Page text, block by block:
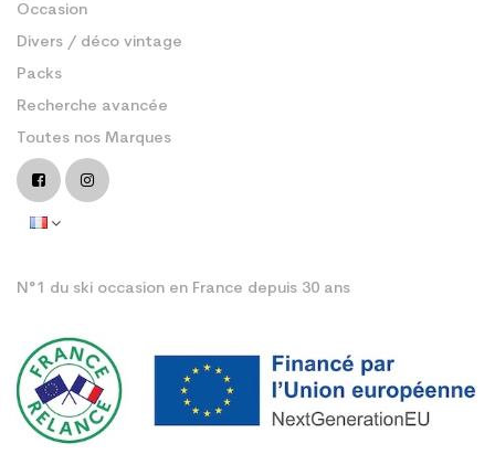
Occasion
Divers / déco vintage
Packs
Recherche avancée
Toutes nos Marques
N°1 du ski occasion en France depuis 30 ans